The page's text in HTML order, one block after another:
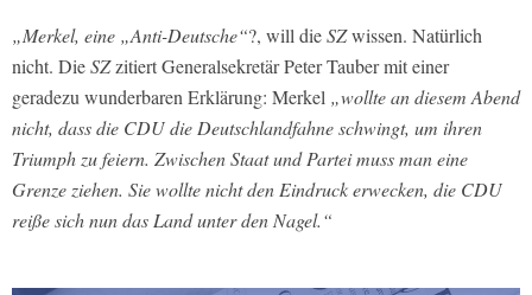
„Merkel, eine „Anti-Deutsche“?, will dieSZwissen. Natürlich
nicht. DieSZzitiert Generalsekretär Peter Tauber mit einer
geradezu wunderbaren Erklärung: Merkel „wollte an diesem Abend
nicht, dass die CDU die Deutschlandfahne schwingt, um ihren
Triumph zu feiern. Zwischen Staat und Partei muss man eine
Grenze ziehen. Sie wollte nicht den Eindruck erwecken, die CDU
reiße sich nun das Land unter den Nagel.“